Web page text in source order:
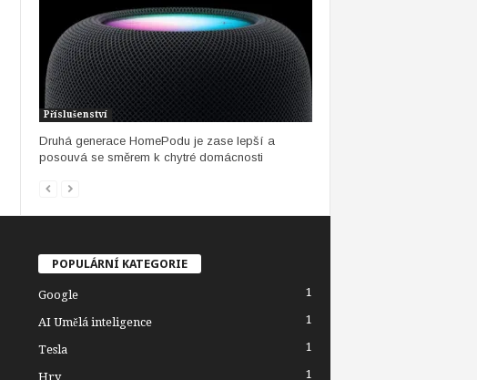
Příslušenství
Druhá generace HomePodu je zase lepší a
posouvá se směrem k chytré domácnosti
POPULÁRNÍ KATEGORIE
Google 1
AI Umělá inteligence 1
Tesla 1
Hry 1